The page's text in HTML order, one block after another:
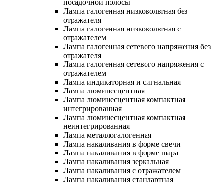
посадочной полосы
Лампа галогенная низковольтная без
отражателя
Лампа галогенная низковольтная с
отражателем
Лампа галогенная сетевого напряжения без
отражателя
Лампа галогенная сетевого напряжения с
отражателем
Лампа индикаторная и сигнальная
Лампа люминесцентная
Лампа люминесцентная компактная
интегрированная
Лампа люминесцентная компактная
неинтегрированная
Лампа металлогалогенная
Лампа накаливания в форме свечи
Лампа накаливания в форме шара
Лампа накаливания зеркальная
Лампа накаливания с отражателем
Лампа накаливания стандартная